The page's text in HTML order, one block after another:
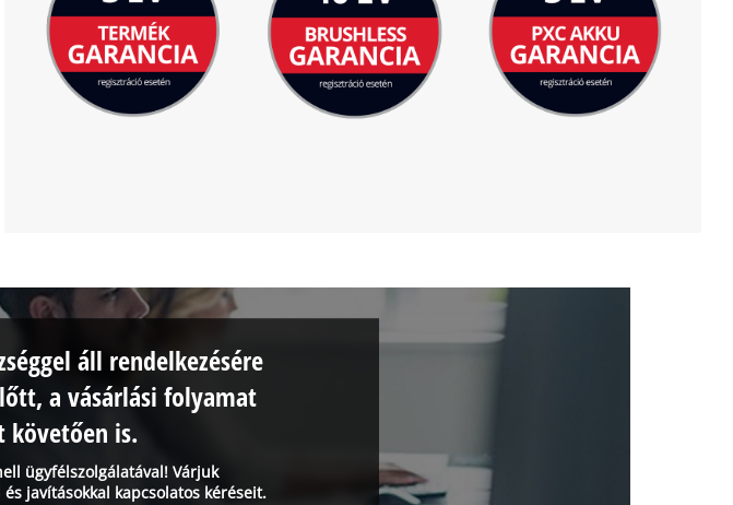
Consent
Platform
ügyfélszolgálatával! Várjuk
javításokkal kapcsolatos kéréseit.
áll rendelkezésére
a vásárlási folyamat
követően is.